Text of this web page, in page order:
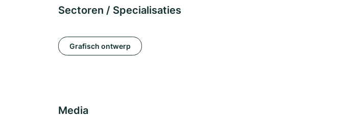
Sectoren / Specialisaties
Grafisch ontwerp
Media